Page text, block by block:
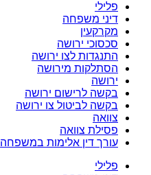
פלילי
דיני משפחה
מקרקעין
סכסוכי ירושה
התנגדות לצו ירושה
הסתלקות מירושה
ירושה
בקשה לרישום ירושה
בקשה לביטול צו ירושה
צוואה
פסילת צוואה
עורך דין אלימות במשפחה
פלילי